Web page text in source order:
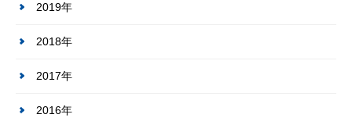
2019年
2018年
2017年
2016年